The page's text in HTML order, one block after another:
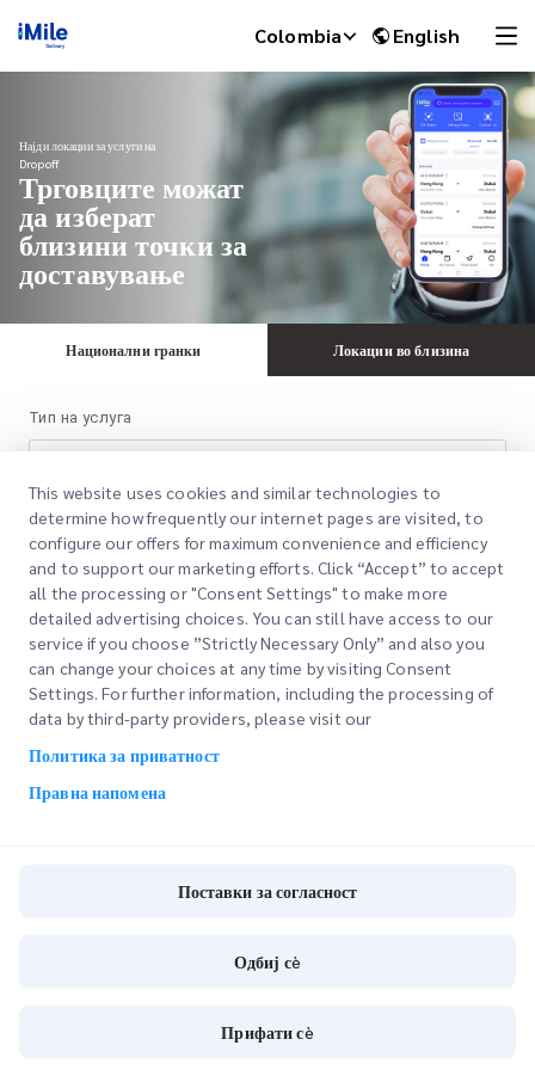
Colombia English
Најди локации за услуги на
Dropoff
Трговците можат
да изберат
близини точки за
доставување
Национални гранки Локации во близина
Тип на услуга
Истрага на филијалата
НАЦИОНАЛНИ ГРАНКИ
НАЈДИ ЛОКАЦИЈА
This website uses cookies and similar technologies to
determine how frequently our internet pages are visited, to
configure our offers for maximum convenience and efficiency
and to support our marketing efforts. Click “Accept” to accept
all the processing or "Consent Settings" to make more
detailed advertising choices. You can still have access to our
service if you choose ”Strictly Necessary Only” and also you
can change your choices at any time by visiting Consent
Settings. For further information, including the processing of
data by third-party providers, please visit our
Политика за приватност
Правна напомена
Поставки за согласност
Одбиј сè
Прифати сè